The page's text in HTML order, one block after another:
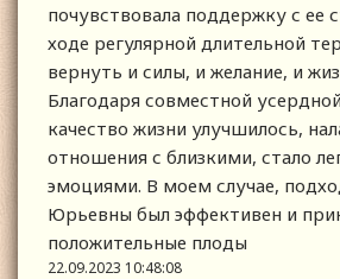
почувствовала поддержку с ее
ходе регулярной длительной
вернуть и силы, и желание, и
Благодаря совместной
качество жизни улучшилось,
отношения с близкими, стало
эмоциями. В моем случае,
Юрьевны был эффективен и
положительные плоды
22.09.2023 10:48:08